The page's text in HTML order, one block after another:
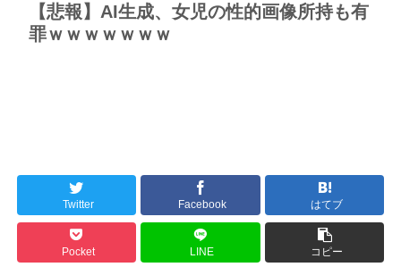
【悲報】AI生成、女児の性的画像所持も有
罪ｗｗｗｗｗｗｗ
Twitter Facebook はてブ
Pocket LINE コピー